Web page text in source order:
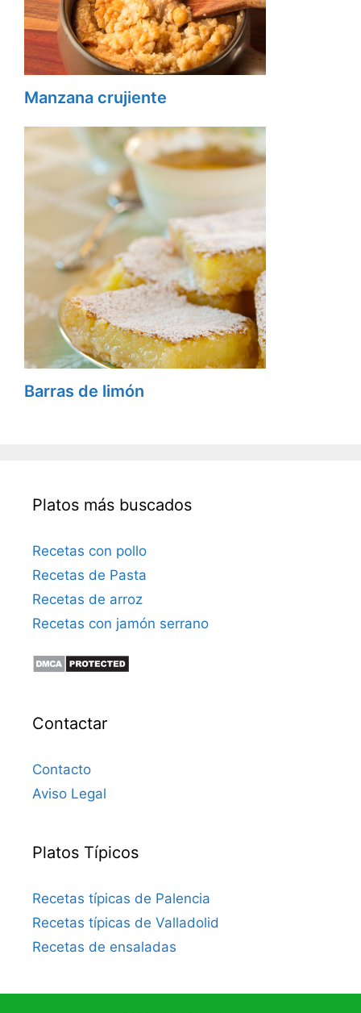
Manzana crujiente
Barras de limón
Platos más buscados
Recetas con pollo
Recetas de Pasta
Recetas de arroz
Recetas con jamón serrano
Contactar
Contacto
Aviso Legal
Platos Típicos
Recetas típicas de Palencia
Recetas típicas de Valladolid
Recetas de ensaladas